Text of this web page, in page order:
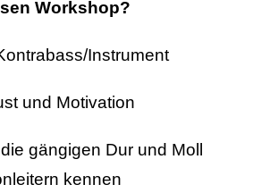
Workshop?
Instrument
und Motivation
gängigen Dur und Moll
kennen